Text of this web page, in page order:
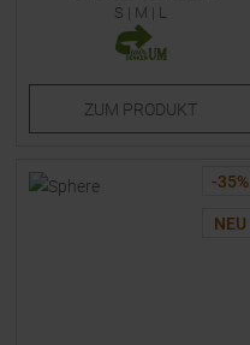
S | M | L
ZUM PRODUKT
-35%
NEU